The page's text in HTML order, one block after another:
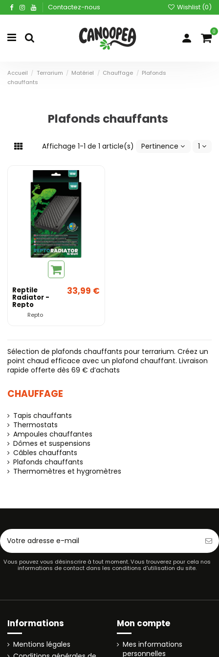
Contactez-nous Wishlist (0)
0
Accueil Terrarium Matériel Chauffage
Plafonds
chauffants
Plafonds chauffants
Affichage 1-1 de 1 article(s) Pertinence 1
Reptile
Radiator -
Repto
Repto
33,99 €
Sélection de plafonds chauffants pour terrarium. Créez un
point chaud efficace avec un plafond chauffant. Livraison
rapide offerte dès 69 € d’achats
CHAUFFAGE
Tapis chauffants
Thermostats
Ampoules chauffantes
Dômes et suspensions
Câbles chauffants
Plafonds chauffants
Thermomètres et hygromètres
Vous pouvez vous désinscrire à tout moment. Vous trouverez pour cela nos
informations de contact dans les conditions d'utilisation du site.
Informations
Mentions légales
Mon compte
Mes informations
personnelles